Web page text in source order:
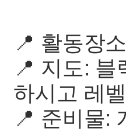
📍 활동장
📍 지도:
하시고 레
📍 준비물: